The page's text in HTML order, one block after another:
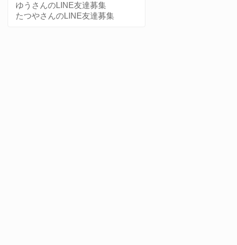
ゆうさんのLINE友達募集
たつやさんのLINE友達募集